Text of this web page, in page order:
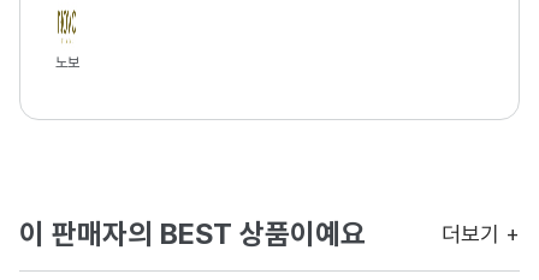
노보
이 판매자의 BEST 상품이예요 더보기 +